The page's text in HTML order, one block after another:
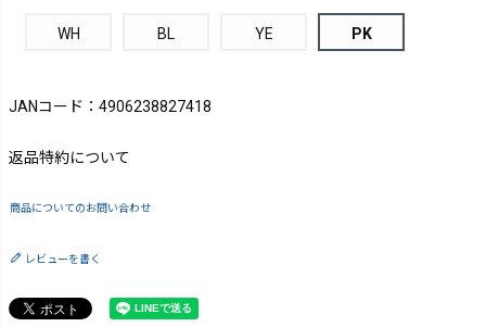
WH BL YE PK
JANコード：4906238827418
返品特約について
商品についてのお問い合わせ
レビューを書く